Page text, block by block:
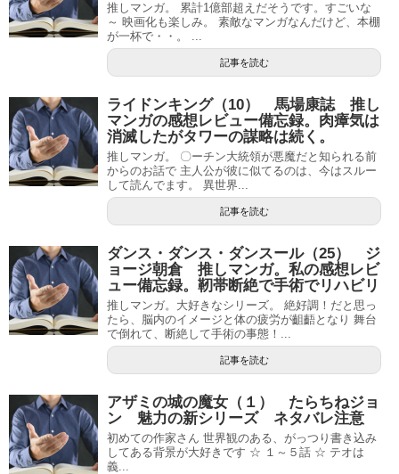
推しマンガ。 累計1億部超えだそうです。すごいな
～ 映画化も楽しみ。 素敵なマンガなんだけど、本棚
が一杯で・・。 ...
記事を読む
ライドンキング（10） 馬場康誌 推し
マンガの感想レビュー備忘録。肉瘴気は
消滅したがタワーの謀略は続く。
推しマンガ。 〇ーチン大統領が悪魔だと知られる前
からのお話で 主人公が彼に似てるのは、今はスルー
して読んでます。 異世界...
記事を読む
ダンス・ダンス・ダンスール（25） ジ
ョージ朝倉 推しマンガ。私の感想レビ
ュー備忘録。靭帯断絶で手術でリハビリ
推しマンガ。大好きなシリーズ。 絶好調！だと思っ
たら、脳内のイメージと体の疲労が齟齬となり 舞台
で倒れて、断絶して手術の事態！...
記事を読む
アザミの城の魔女（１） たらちねジョ
ン 魅力の新シリーズ ネタバレ注意
初めての作家さん 世界観のある、がっつり書き込み
してある背景が大好きです ☆ １～５話 ☆ テオは
義...